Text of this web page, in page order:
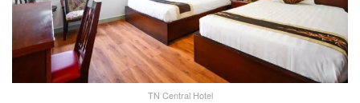
TN Central Hotel